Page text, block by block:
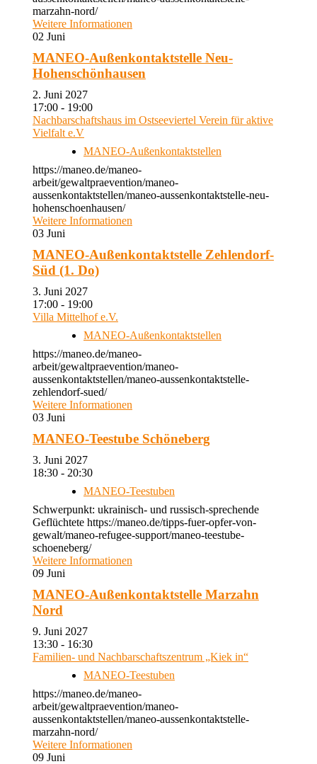
marzahn-nord/
Weitere Informationen
02 Juni
MANEO-Außenkontaktstelle Neu-
Hohenschönhausen
2. Juni 2027
17:00 - 19:00
Nachbarschaftshaus im Ostseeviertel Verein für aktive
Vielfalt e.V
MANEO-Außenkontaktstellen
https://maneo.de/maneo-
arbeit/gewaltpraevention/maneo-
aussenkontaktstellen/maneo-aussenkontaktstelle-neu-
hohenschoenhausen/
Weitere Informationen
03 Juni
MANEO-Außenkontaktstelle Zehlendorf-
Süd (1. Do)
3. Juni 2027
17:00 - 19:00
Villa Mittelhof e.V.
MANEO-Außenkontaktstellen
https://maneo.de/maneo-
arbeit/gewaltpraevention/maneo-
aussenkontaktstellen/maneo-aussenkontaktstelle-
zehlendorf-sued/
Weitere Informationen
03 Juni
MANEO-Teestube Schöneberg
3. Juni 2027
18:30 - 20:30
MANEO-Teestuben
Schwerpunkt: ukrainisch- und russisch-sprechende
Geflüchtete https://maneo.de/tipps-fuer-opfer-von-
gewalt/maneo-refugee-support/maneo-teestube-
schoeneberg/
Weitere Informationen
09 Juni
MANEO-Außenkontaktstelle Marzahn
Nord
9. Juni 2027
13:30 - 16:30
Familien- und Nachbarschaftszentrum „Kiek in“
MANEO-Teestuben
https://maneo.de/maneo-
arbeit/gewaltpraevention/maneo-
aussenkontaktstellen/maneo-aussenkontaktstelle-
marzahn-nord/
Weitere Informationen
09 Juni